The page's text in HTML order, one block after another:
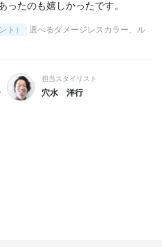
ったのも嬉しかったです。
ト）
選べるダメージレスカラー、ル
担当スタイリスト
穴水 洋行